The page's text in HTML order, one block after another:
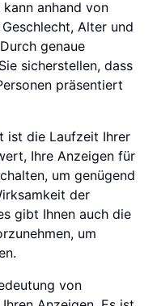
anhand von
Alter und
genaue
sicherstellen, dass
präsentiert
ist die Laufzeit Ihrer
Ihre Anzeigen für
um genügend
der
gibt Ihnen auch die
um
von